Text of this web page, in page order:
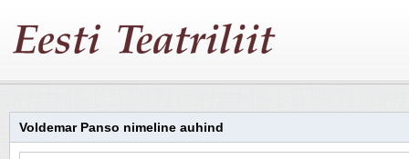
Voldemar Panso nimeline auhind